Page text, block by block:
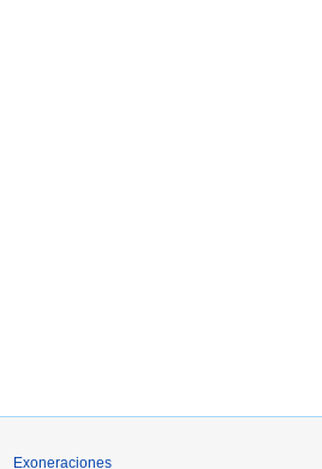
Exoneraciones